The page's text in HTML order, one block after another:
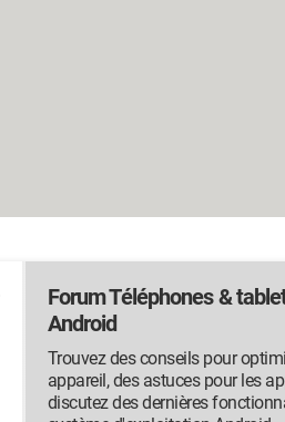
Forum Téléphones &
Android
Trouvez des conseils pour
appareil, des astuces pour les
discutez des dernières